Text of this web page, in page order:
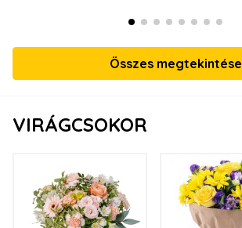
Összes megtekintése
VIRÁGCSOKOR